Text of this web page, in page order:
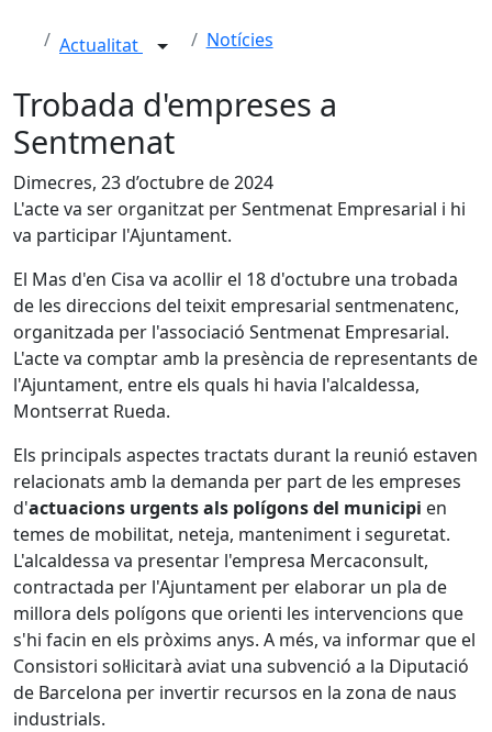
Actualitat Notícies
Trobada d'empreses a
Sentmenat
Dimecres, 23 d’octubre de 2024
L'acte va ser organitzat per Sentmenat Empresarial i hi
va participar l'Ajuntament.
El Mas d'en Cisa va acollir el 18 d'octubre una trobada
de les direccions del teixit empresarial sentmenatenc,
organitzada per l'associació Sentmenat Empresarial.
L'acte va comptar amb la presència de representants de
l'Ajuntament, entre els quals hi havia l'alcaldessa,
Montserrat Rueda.
Els principals aspectes tractats durant la reunió estaven
relacionats amb la demanda per part de les empreses
d'actuacions urgents als polígons del municipi en
temes de mobilitat, neteja, manteniment i seguretat.
L'alcaldessa va presentar l'empresa Mercaconsult,
contractada per l'Ajuntament per elaborar un pla de
millora dels polígons que orienti les intervencions que
s'hi facin en els pròxims anys. A més, va informar que el
Consistori sol·licitarà aviat una subvenció a la Diputació
de Barcelona per invertir recursos en la zona de naus
industrials.